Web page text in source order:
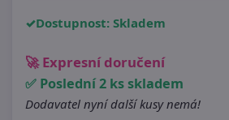
Dostupnost: Skladem
🚀 Expresní doručení
✅ Poslední 2 ks skladem
Dodavatel nyní další kusy nemá!